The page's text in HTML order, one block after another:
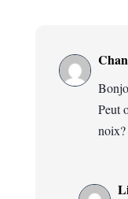
Peut
noix?